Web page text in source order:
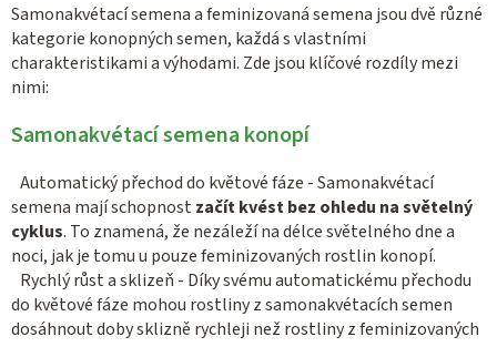
Samonakvétací semena a feminizovaná semena jsou dvě různé
kategorie konopných semen, každá s vlastními
charakteristikami a výhodami. Zde jsou klíčové rozdíly mezi
nimi:
Samonakvétací semena konopí
Automatický přechod do květové fáze - Samonakvétací
semena mají schopnost začít kvést bez ohledu na světelný
cyklus. To znamená, že nezáleží na délce světelného dne a
noci, jak je tomu u pouze feminizovaných rostlin konopí.
Rychlý růst a sklizeň - Díky svému automatickému přechodu
do květové fáze mohou rostliny z samonakvétacích semen
dosáhnout doby sklizně rychleji než rostliny z feminizovaných